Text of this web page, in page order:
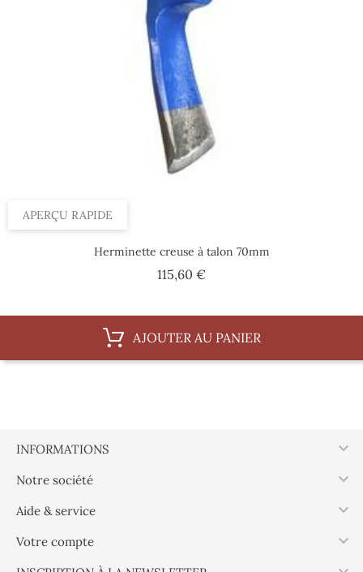
APERÇU RAPIDE
Herminette creuse à talon 70mm
115,60 €Prix
AJOUTER AU PANIER
INFORMATIONS 
Notre société 
Aide & service 
Votre compte 